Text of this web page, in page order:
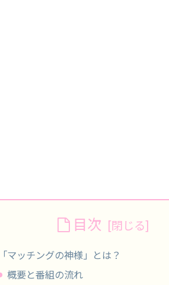
目次
「マッチングの神様」とは？
概要と番組の流れ